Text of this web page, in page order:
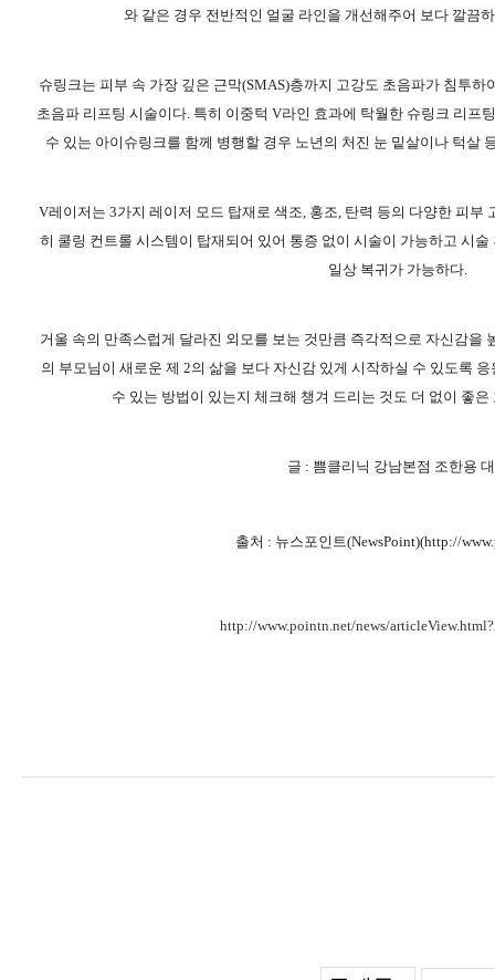
와 같은 경우 전반적인 얼굴 라인을 개선해주어 보다 깔끔
슈링크는 피부 속 가장 깊은 근막(SMAS)층까지 고강도 초음파가 침투
초음파 리프팅 시술이다. 특히 이중턱 V라인 효과에 탁월한 슈링크 리프
수 있는 아이슈링크를 함께 병행할 경우 노년의 처진 눈 밑살이나 턱살
V레이저는 3가지 레이저 모드 탑재로 색조, 홍조, 탄력 등의 다양한 피부
히 쿨링 컨트롤 시스템이 탑재되어 있어 통증 없이 시술이 가능하고 시
일상 복귀가 가능하다.
거울 속의 만족스럽게 달라진 외모를 보는 것만큼 즉각적으로 자신감을
의 부모님이 새로운 제 2의 삶을 보다 자신감 있게 시작하실 수 있도록
수 있는 방법이 있는지 체크해 챙겨 드리는 것도 더 없이 좋
글 : 쁨클리닉 강남본점 조한용
출처 : 뉴스포인트(NewsPoint)(http://
http://www.pointn.net/news/